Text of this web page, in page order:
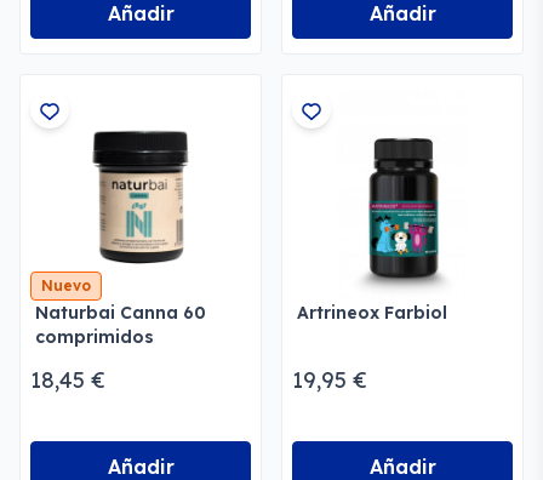
Añadir Añadir
Nuevo
Naturbai Canna 60
comprimidos
18,45 €
Añadir
Artrineox Farbiol
19,95 €
Añadir